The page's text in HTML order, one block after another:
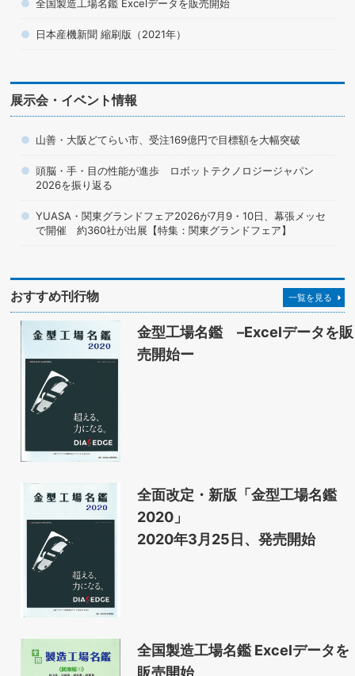
全国製造工場名鑑 Excelデータを販売開始
日本産機新聞 縮刷版（2021年）
展示会・イベント情報
山善・大阪どてらい市、受注169億円で目標額を大幅突破
頭脳・手・目の性能が進歩 ロボットテクノロジージャパン
2026を振り返る
YUASA・関東グランドフェア2026が7月9・10日、幕張メッセ
で開催 約360社が出展【特集：関東グランドフェア】
おすすめ刊行物 一覧を見る
金型工場名鑑 –Excelデータを販
売開始ー
全面改定・新版「金型工場名鑑
2020」
2020年3月25日、発売開始
全国製造工場名鑑 Excelデータを
販売開始